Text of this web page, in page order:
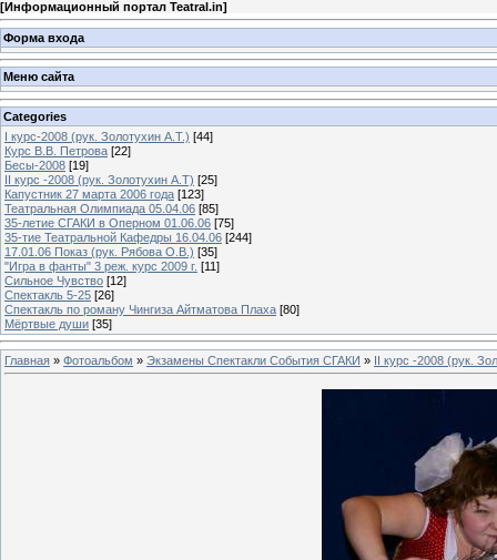
[Информационный портал Teatral.in]
Форма входа
Меню сайта
Categories
I курс-2008 (рук. Золотухин А.Т.) [44]
Курс В.В. Петрова [22]
Бесы-2008 [19]
II курс -2008 (рук. Золотухин А.Т) [25]
Капустник 27 марта 2006 года [123]
Театральная Олимпиада 05.04.06 [85]
35-летие СГАКИ в Оперном 01.06.06 [75]
35-тие Театральной Кафедры 16.04.06 [244]
17.01.06 Показ (рук. Рябова О.В.) [35]
"Игра в фанты" 3 реж. курс 2009 г. [11]
Сильное Чувство [12]
Спектакль 5-25 [26]
Спектакль по роману Чингиза Айтматова Плаха [80]
Мёртвые души [35]
Главная » Фотоальбом » Экзамены Спектакли События СГАКИ » II курс -2008 (рук.